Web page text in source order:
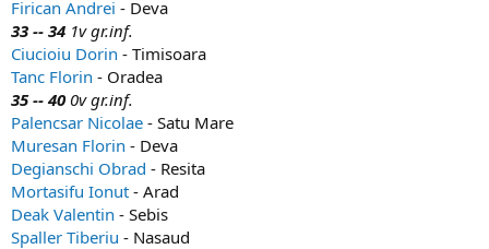
Firican Andrei - Deva
33 -- 34 1v gr.inf.
Ciucioiu Dorin - Timisoara
Tanc Florin - Oradea
35 -- 400v gr.inf.
Palencsar Nicolae - Satu Mare
Muresan Florin - Deva
Degianschi Obrad - Resita
Mortasifu Ionut - Arad
Deak Valentin - Sebis
Spaller Tiberiu - Nasaud